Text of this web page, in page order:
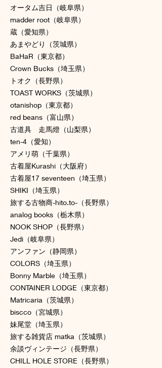
オータム吉日（岐阜県）
madder root（岐阜県）
蔵（愛知県）
あまやどり（茨城県）
BaHaR（東京都）
Crown Bucks（埼玉県）
トオク（長野県）
TOAST WORKS（茨城県）
otanishop（東京都）
red beans（富山県）
古道具 走馬燈（山梨県）
ten-4（愛知）
アメリ萌（千葉県）
古着屋Kurashi（大阪府）
古着屋17 seventeen（埼玉県）
SHIKI（埼玉県）
旅する古物商-hito.to-（長野県）
analog books（栃木県）
NOOK SHOP（長野県）
Jedi（岐阜県）
アンファン（静岡県）
COLORS（埼玉県）
Bonny Marble（埼玉県）
CONTAINER LODGE（東京都）
Matricaria（茨城県）
biscco（宮城県）
妹尾堂（埼玉県）
旅する雑貨店 matka（茨城県）
余談ヴィンテージ（長野県）
CHILL HOLE STORE（長野県）